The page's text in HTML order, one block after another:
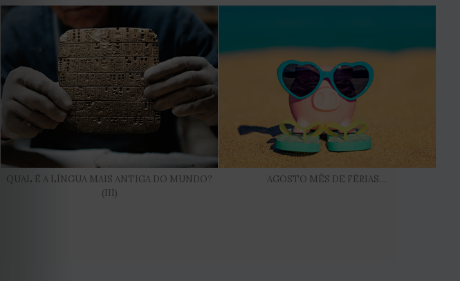
QUAL É A LÍNGUA MAIS ANTIGA DO MUNDO?
(III)
AGOSTO MÊS DE FÉRIAS…